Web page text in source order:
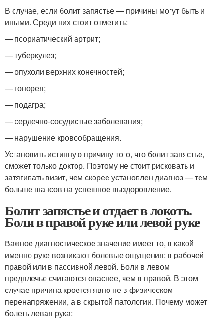
В случае, если болит запястье — причины могут быть и
иными. Среди них стоит отметить:
— псориатический артрит;
— туберкулез;
— опухоли верхних конечностей;
— гонорея;
— подагра;
— сердечно-сосудистые заболевания;
— нарушение кровообращения.
Установить истинную причину того, что болит запястье,
сможет только доктор. Поэтому не стоит рисковать и
затягивать визит, чем скорее установлен диагноз — тем
больше шансов на успешное выздоровление.
Болит запястье и отдает в локоть.
Боли в правой руке или левой руке
Важное диагностическое значение имеет то, в какой
именно руке возникают болевые ощущения: в рабочей
правой или в пассивной левой. Боли в левом
предплечье считаются опаснее, чем в правой. В этом
случае причина кроется явно не в физическом
перенапряжении, а в скрытой патологии. Почему может
болеть левая рука: